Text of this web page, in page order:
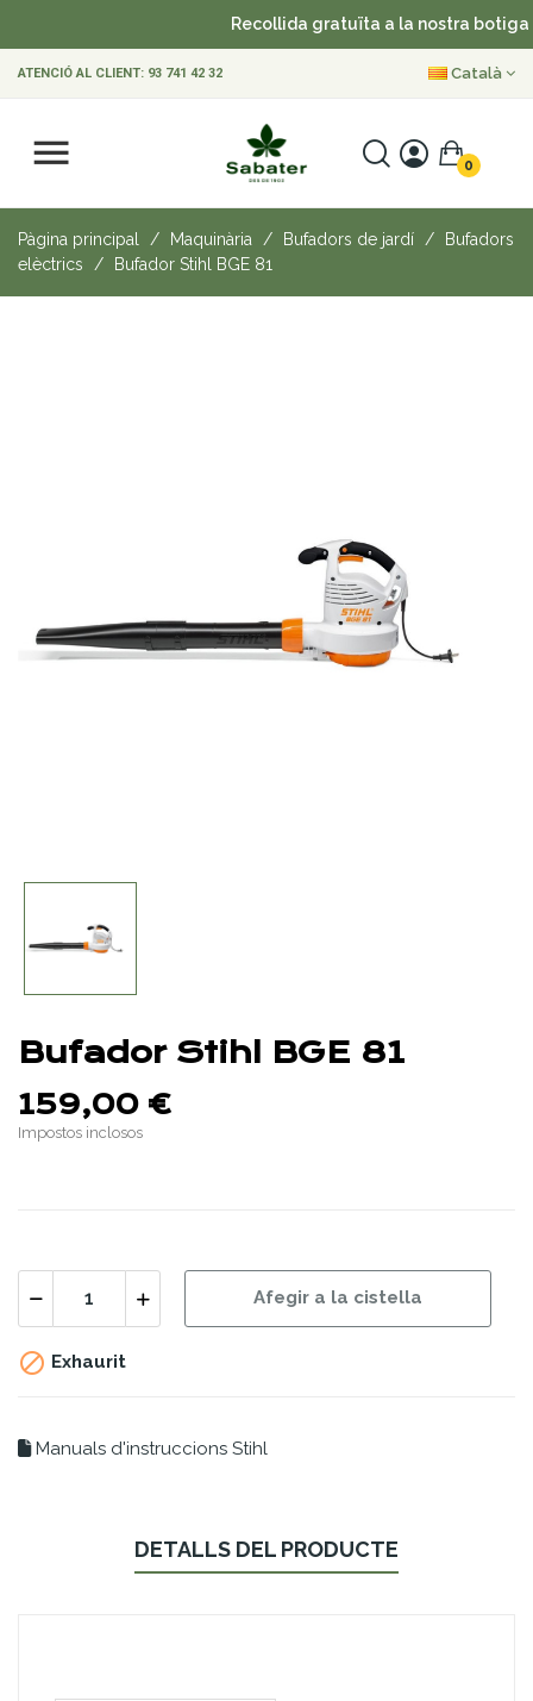
Recollida gratuïta a la nostra botiga
ATENCIÓ AL CLIENT: 93 741 42 32 Català
0
Pàgina principal Maquinària Bufadors de jardí
Bufadors
elèctrics
Bufador Stihl BGE 81
Bufador Stihl BGE 81
159,00 €
Impostos inclosos
Afegir a la cistella
 Exhaurit
Manuals d'instruccions Stihl
DETALLS DEL PRODUCTE